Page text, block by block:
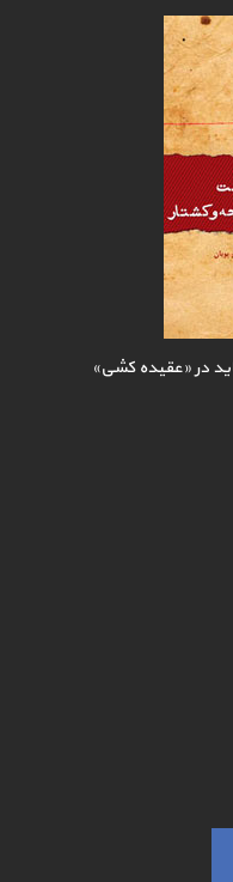
در «عقیده کشی»